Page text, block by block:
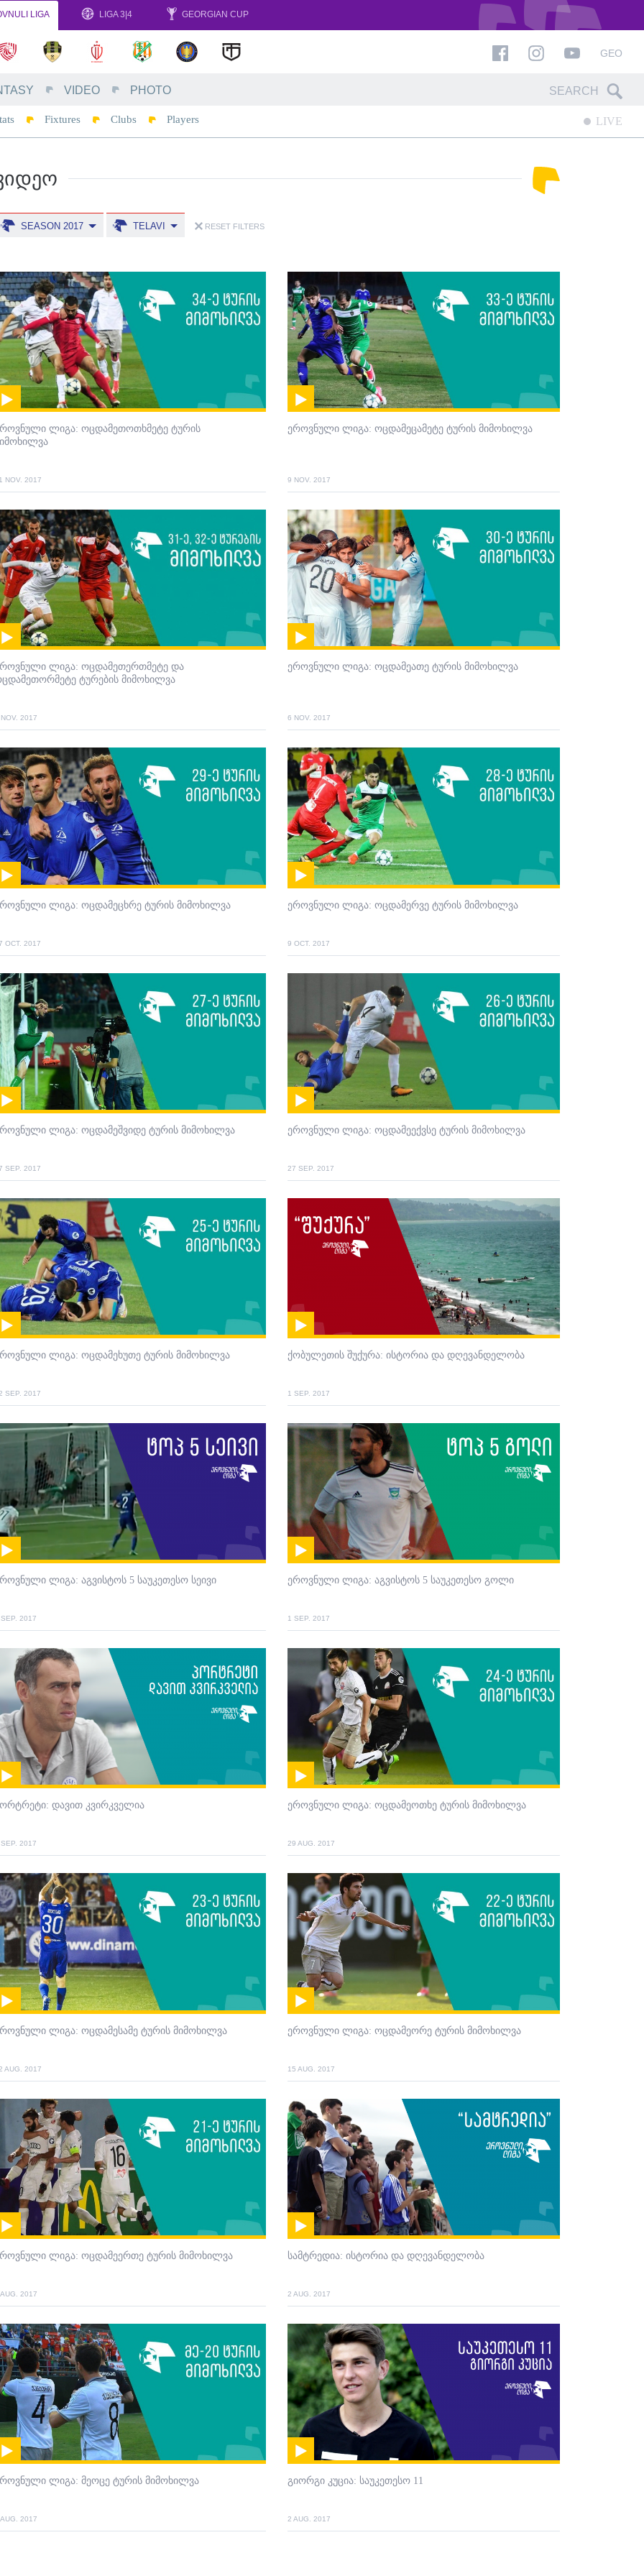
LIGA LIGA 3|4 GEORGIAN CUP
GEO
VIDEO PHOTO
Fixtures Clubs Players LIVE
SEASON 2017 TELAVI RESET FILTERS
ლიგა: ოცდამეთოთხმეტე ტურის
NOV. 2017
ეროვნული ლიგა: ოცდამეცამეტე ტურის მიმოხილვა
9 NOV. 2017
ლიგა: ოცდამეთერთმეტე და
ტურების მიმოხილვა
2017
ეროვნული ლიგა: ოცდამეათე ტურის მიმოხილვა
6 NOV. 2017
ლიგა: ოცდამეცხრე ტურის მიმოხილვა
OCT. 2017
ეროვნული ლიგა: ოცდამერვე ტურის მიმოხილვა
9 OCT. 2017
ლიგა: ოცდამეშვიდე ტურის მიმოხილვა
SEP. 2017
ეროვნული ლიგა: ოცდამეექვსე ტურის მიმოხილვა
27 SEP. 2017
ლიგა: ოცდამეხუთე ტურის მიმოხილვა
SEP. 2017
ქობულეთის შუქურა: ისტორია და დღევანდელობა
1 SEP. 2017
ლიგა: აგვისტოს 5 საუკეთესო სეივი
2017
ეროვნული ლიგა: აგვისტოს 5 საუკეთესო გოლი
1 SEP. 2017
დავით კვირკველია
2017
ეროვნული ლიგა: ოცდამეოთხე ტურის მიმოხილვა
29 AUG. 2017
ლიგა: ოცდამესამე ტურის მიმოხილვა
AUG. 2017
ეროვნული ლიგა: ოცდამეორე ტურის მიმოხილვა
15 AUG. 2017
ლიგა: ოცდამეერთე ტურის მიმოხილვა
2017
სამტრედია: ისტორია და დღევანდელობა
2 AUG. 2017
ლიგა: მეოცე ტურის მიმოხილვა
2017
გიორგი კუცია: საუკეთესო 11
2 AUG. 2017